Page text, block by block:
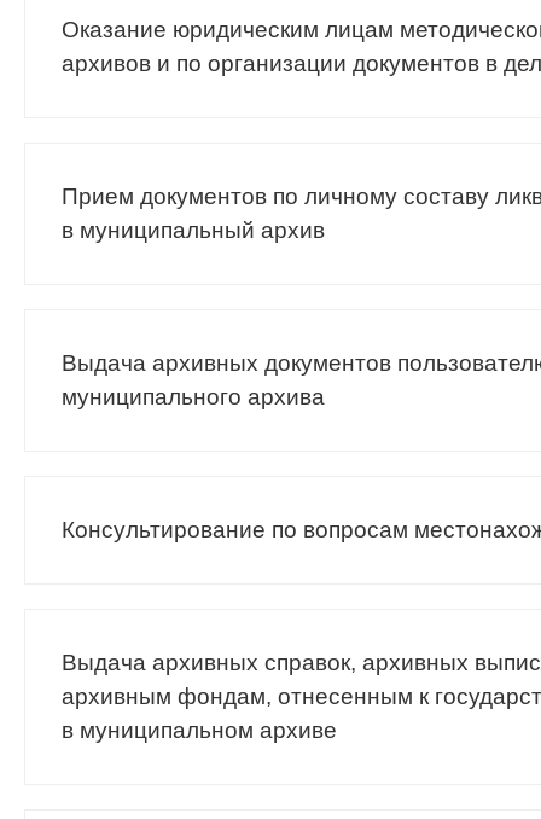
Оказание юридическим лицам
архивов и по организации документов в
Прием документов по личному составу
в муниципальный архив
Выдача архивных документов
муниципального архива
Консультирование по вопросам
Выдача архивных справок, архивных
архивным фондам, отнесенным к
в муниципальном архиве